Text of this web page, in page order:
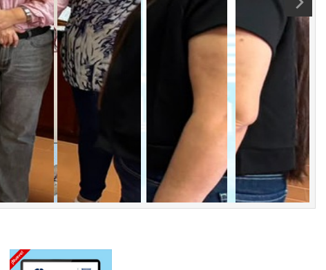
y Física